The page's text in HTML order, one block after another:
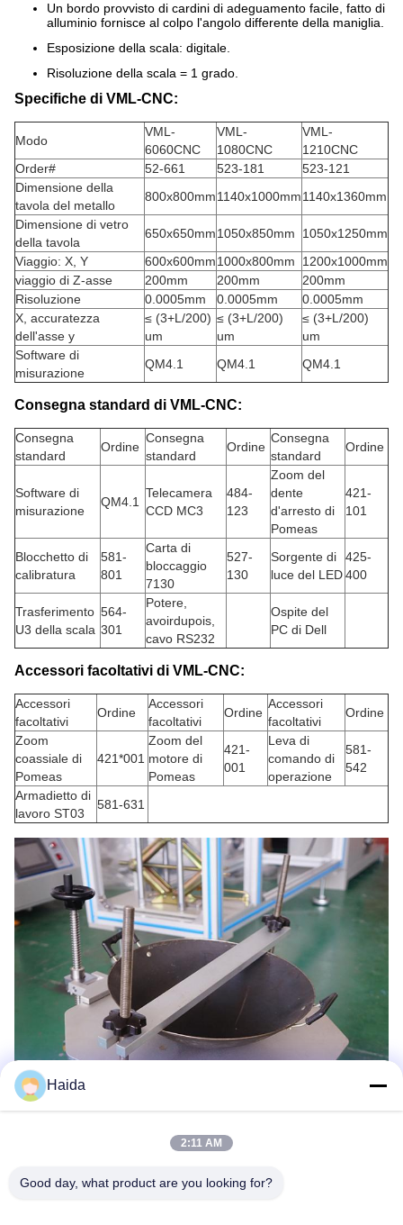
Un bordo provvisto di cardini di adeguamento facile, fatto di
alluminio fornisce al colpo l'angolo differente della maniglia.
Esposizione della scala: digitale.
Risoluzione della scala = 1 grado.
Specifiche di VML-CNC:
Modo
VML-
6060CNC
VML-
1080CNC
VML-
1210CNC
Order#
52-661 523-181
523-121
Dimensione della
tavola del metallo
800x800mm1140x1000mm1140x1360mm
Dimensione di vetro
della tavola
650x650mm1050x850mm
1050x1250mm
Viaggio: X, Y
600x600mm1000x800mm
1200x1000mm
viaggio di Z-asse
200mm 200mm
200mm
Risoluzione
0.0005mm 0.0005mm
0.0005mm
X, accuratezza
dell'asse y
≤ (3+L/200)
um
≤ (3+L/200)
um
≤ (3+L/200)
um
Software di
misurazione
QM4.1 QM4.1 QM4.1
Consegna standard di VML-CNC:
Consegna
standard
Ordine
Consegna
standard
Ordine
Consegna
standard
Ordine
Software di
misurazione
QM4.1
Telecamera
CCD MC3
484-
123
Zoom del
dente
d'arresto di
Pomeas
421-
101
Blocchetto di
calibratura
581-
801
Carta di
bloccaggio
7130
527-
130
Sorgente di
luce del LED
425-
400
Trasferimento
U3 della scala
564-
301
Potere,
avoirdupois,
cavo RS232
Ospite del
PC di Dell
Accessori facoltativi di VML-CNC:
Accessori
facoltativi
Ordine
Accessori
facoltativi
Ordine
Accessori
facoltativi
Ordine
Zoom
coassiale di
Pomeas
421*001
Zoom del
motore di
Pomeas
421-
001
Leva di
comando di
operazione
581-
542
Armadietto di
lavoro ST03
581-631
Haida
2:11 AM
Good day, what product are you looking for?